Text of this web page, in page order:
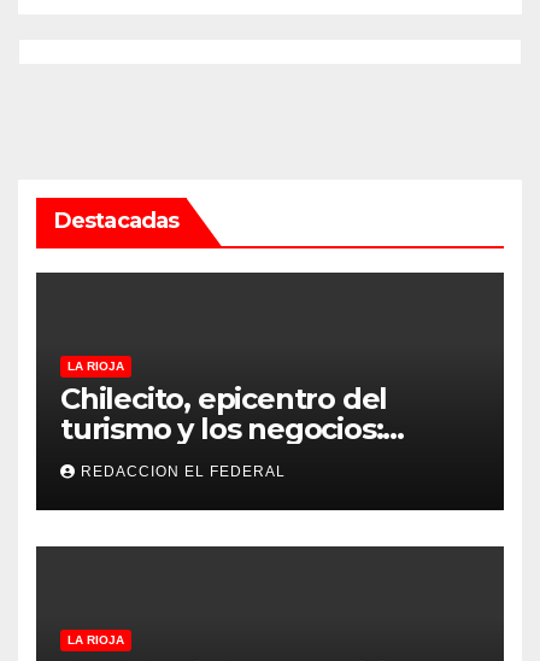
Destacadas
LA RIOJA
Chilecito, epicentro del
turismo y los negocios:
arranca la Expo que promete
revolucionar la economía
regional en un evento sin
precedentes en La Rioja
REDACCION EL FEDERAL
LA RIOJA